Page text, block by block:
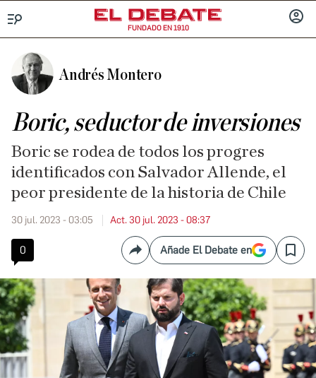
FUNDADO EN 1910
Andrés Montero
Boric, seductor de inversiones
Boric se rodea de todos los progres
identificados con Salvador Allende, el
peor presidente de la historia de Chile
30 jul. 2023 - 03:05 Act. 30 jul. 2023 - 08:37
0 CompartirAñade El Debate en Save